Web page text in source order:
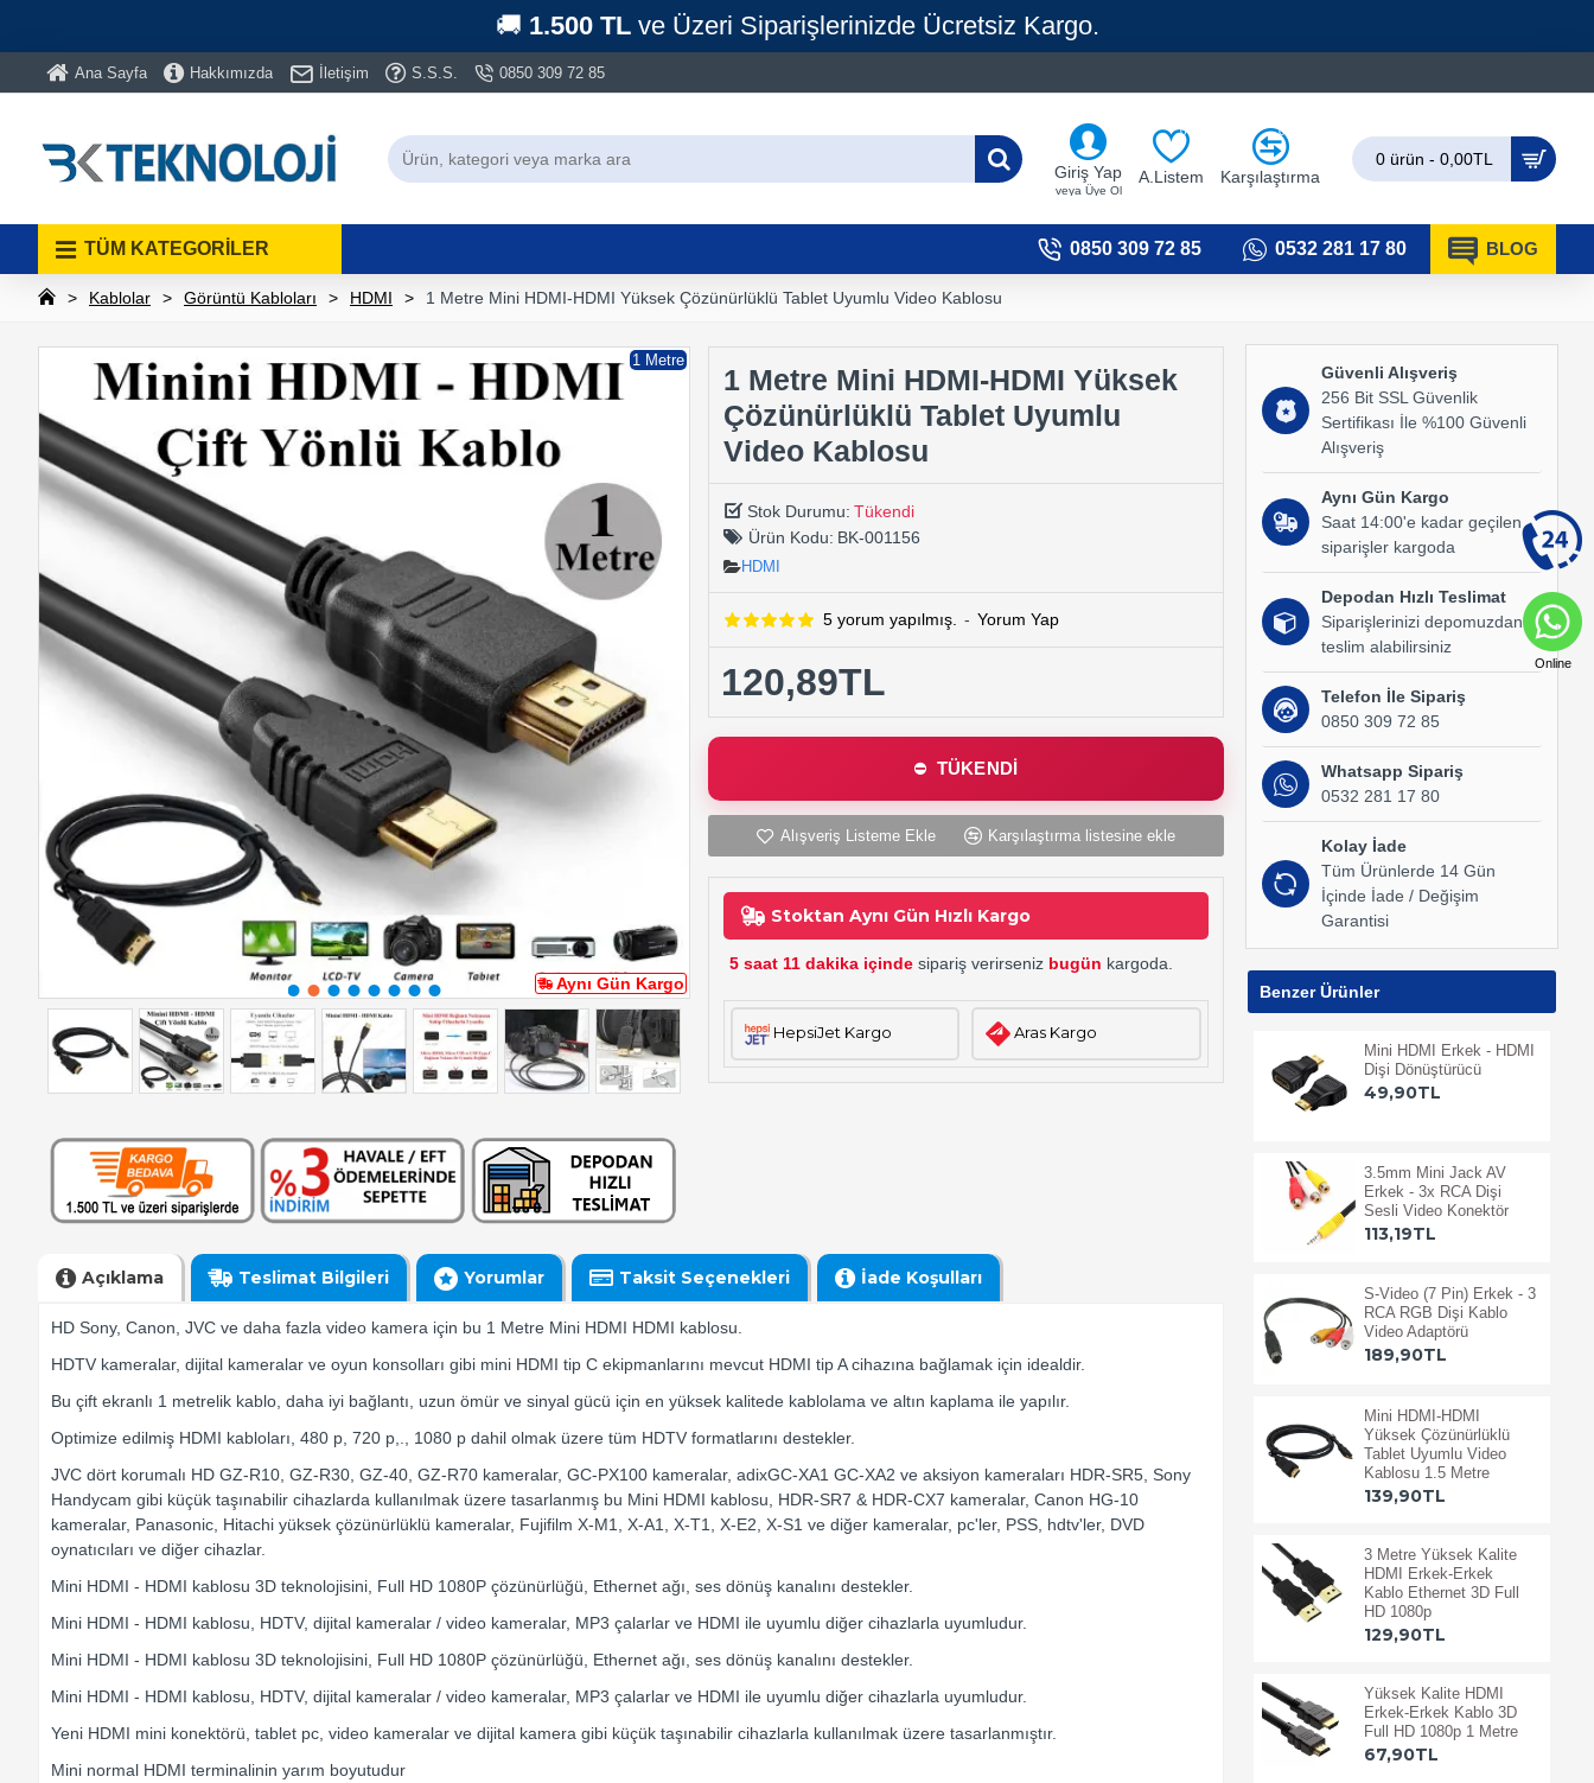
🚚 1.500 TLve Üzeri Siparişlerinizde Ücretsiz Kargo.
Ana Sayfa Hakkımızda İletişim S.S.S. 0850 309 72 85
Giriş Yap
veya Üye Ol
A.Listem
0
Karşılaştırma
0
0 ürün - 0,00TL
TÜM KATEGORİLER 0850 309 72 85 0532 281 17 80 BLOG
Kablolar Görüntü Kabloları HDMI 1 Metre Mini HDMI-HDMI Yüksek Çözünürlüklü Tablet Uyumlu Video Kablosu
Aynı Gün Kargo
1 Metre
1 Metre Mini HDMI-HDMI Yüksek
Çözünürlüklü Tablet Uyumlu
Video Kablosu
Stok Durumu: Tükendi
Ürün Kodu: BK-001156
HDMI
5 yorum yapılmış. - Yorum Yap
120,89TL
TÜKENDİ
Alışveriş Listeme Ekle Karşılaştırma listesine ekle
Stoktan Aynı Gün Hızlı Kargo
5 saat 11 dakika içinde sipariş verirseniz bugün kargoda.
HepsiJet Kargo Aras Kargo
Açıklama Teslimat Bilgileri Yorumlar Taksit Seçenekleri İade Koşulları
HD Sony, Canon, JVC ve daha fazla video kamera için bu 1 Metre Mini HDMI HDMI kablosu.
HDTV kameralar, dijital kameralar ve oyun konsolları gibi mini HDMI tip C ekipmanlarını mevcut HDMI tip A cihazına bağlamak için idealdir.
Bu çift ekranlı 1 metrelik kablo, daha iyi bağlantı, uzun ömür ve sinyal gücü için en yüksek kalitede kablolama ve altın kaplama ile yapılır.
Optimize edilmiş HDMI kabloları, 480 p, 720 p,., 1080 p dahil olmak üzere tüm HDTV formatlarını destekler.
JVC dört korumalı HD GZ-R10, GZ-R30, GZ-40, GZ-R70 kameralar, GC-PX100 kameralar, adixGC-XA1 GC-XA2 ve aksiyon kameraları HDR-SR5, Sony
Handycam gibi küçük taşınabilir cihazlarda kullanılmak üzere tasarlanmış bu Mini HDMI kablosu, HDR-SR7 & HDR-CX7 kameralar, Canon HG-10
kameralar, Panasonic, Hitachi yüksek çözünürlüklü kameralar, Fujifilm X-M1, X-A1, X-T1, X-E2, X-S1 ve diğer kameralar, pc'ler, PSS, hdtv'ler, DVD
oynatıcıları ve diğer cihazlar.
Mini HDMI - HDMI kablosu 3D teknolojisini, Full HD 1080P çözünürlüğü, Ethernet ağı, ses dönüş kanalını destekler.
Mini HDMI - HDMI kablosu, HDTV, dijital kameralar / video kameralar, MP3 çalarlar ve HDMI ile uyumlu diğer cihazlarla uyumludur.
Mini HDMI - HDMI kablosu 3D teknolojisini, Full HD 1080P çözünürlüğü, Ethernet ağı, ses dönüş kanalını destekler.
Mini HDMI - HDMI kablosu, HDTV, dijital kameralar / video kameralar, MP3 çalarlar ve HDMI ile uyumlu diğer cihazlarla uyumludur.
Yeni HDMI mini konektörü, tablet pc, video kameralar ve dijital kamera gibi küçük taşınabilir cihazlarla kullanılmak üzere tasarlanmıştır.
Mini normal HDMI terminalinin yarım boyutudur
Güvenli Alışveriş
256 Bit SSL Güvenlik
Sertifikası İle %100 Güvenli
Alışveriş
Aynı Gün Kargo
Saat 14:00'e kadar geçilen
siparişler kargoda
Depodan Hızlı Teslimat
Siparişlerinizi depomuzdan
teslim alabilirsiniz
Telefon İle Sipariş
0850 309 72 85
Whatsapp Sipariş
0532 281 17 80
Kolay İade
Tüm Ürünlerde 14 Gün
İçinde İade / Değişim
Garantisi
Benzer Ürünler
Mini HDMI Erkek - HDMI
Dişi Dönüştürücü
49,90TL
3.5mm Mini Jack AV
Erkek - 3x RCA Dişi
Sesli Video Konektör
113,19TL
S-Video (7 Pin) Erkek - 3
RCA RGB Dişi Kablo
Video Adaptörü
189,90TL
Mini HDMI-HDMI
Yüksek Çözünürlüklü
Tablet Uyumlu Video
Kablosu 1.5 Metre
139,90TL
3 Metre Yüksek Kalite
HDMI Erkek-Erkek
Kablo Ethernet 3D Full
HD 1080p
129,90TL
Yüksek Kalite HDMI
Erkek-Erkek Kablo 3D
Full HD 1080p 1 Metre
67,90TL
Online